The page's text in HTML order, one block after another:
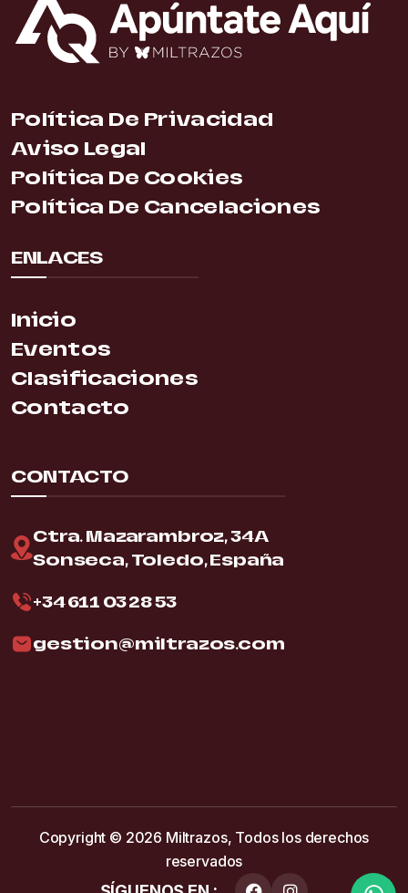
Política De Privacidad
Aviso Legal
Política De Cookies
Política De Cancelaciones
ENLACES
Inicio
Eventos
Clasificaciones
Contacto
CONTACTO
Ctra. Mazarambroz, 34A
Sonseca, Toledo, España
+34 611 03 28 53
gestion@miltrazos.com
Copyright © 2026 Miltrazos, Todos los derechos
reservados